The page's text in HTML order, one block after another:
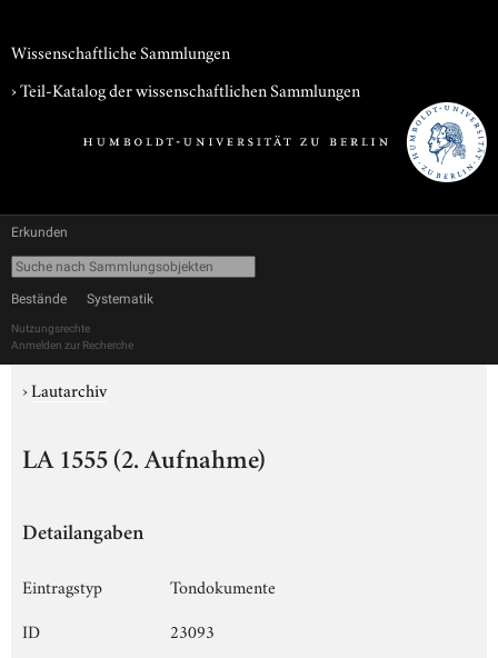
Wissenschaftliche Sammlungen
› Teil-Katalog der wissenschaftlichen Sammlungen
Erkunden
Bestände Systematik
Nutzungsrechte
Anmelden zur Recherche
›Lautarchiv
LA 1555 (2. Aufnahme)
Detailangaben
Eintragstyp
Tondokumente
ID
23093